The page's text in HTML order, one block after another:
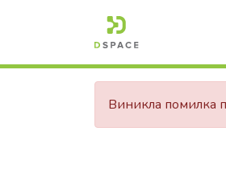
Виникла помилка